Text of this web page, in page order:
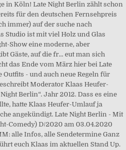
in Köln! Late Night Berlin zählt schon
für den deutschen Fernsehpreis
immer) auf der suche nach
Studio ist mit viel Holz und Glas
Show eine moderne, aber
Gäste, auf die fr... eut man sich
das Ende vom März hier bei Late
- und auch neue Regeln für
Moderator Klaas Heufer-
Berlin“. Jahr 2012. Dass es eine
hatte Klaas Heufer-Umlauf ja
angekündigt. Late Night Berlin - Mit
Comedy) D/2020 am 03.04.2020
alle Infos, alle Sendetermine Ganz
euch Klaas im aktuellen Stand Up.